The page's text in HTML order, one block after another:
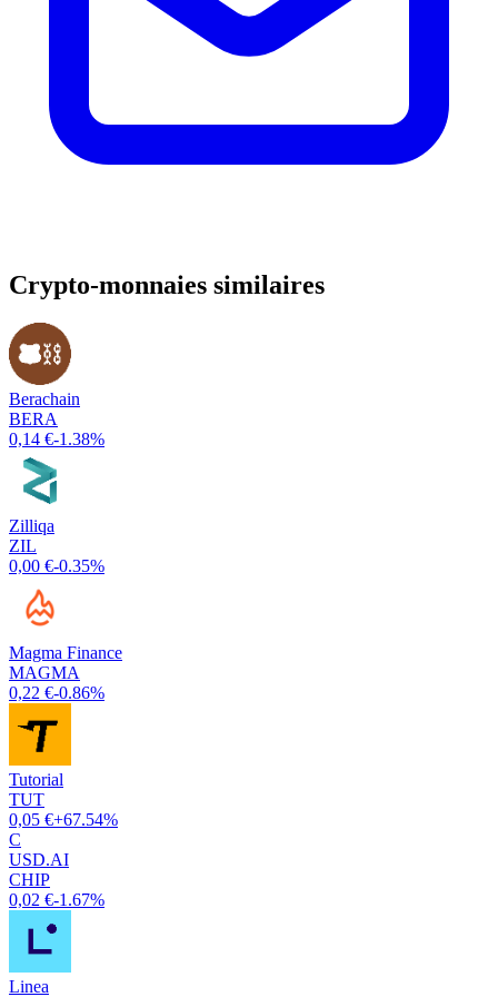
Crypto-monnaies similaires
Berachain
BERA
0,14 €-1.38%
Zilliqa
ZIL
0,00 €-0.35%
Magma Finance
MAGMA
0,22 €-0.86%
Tutorial
TUT
0,05 €+67.54%
C
USD.AI
CHIP
0,02 €-1.67%
Linea